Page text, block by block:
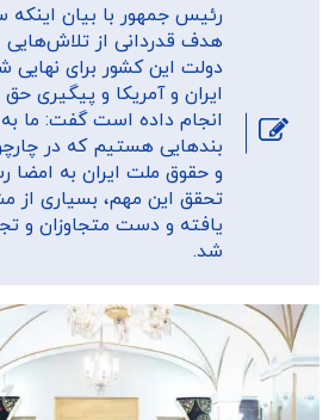
رئیس جمهور با بیان اینکه
هدف قدردانی از
دولت این کشور برای نهایی
ایران و آمریکا و پیگیری
انجام داده است گفت: ما به
بندهایی هستیم که در
و حقوق ملت ایران به
تحقق این مهم، بسیاری
یافته و دست متجاوزان و
شد.